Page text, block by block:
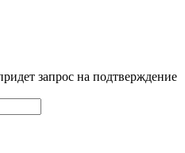
запрос на подтверждение